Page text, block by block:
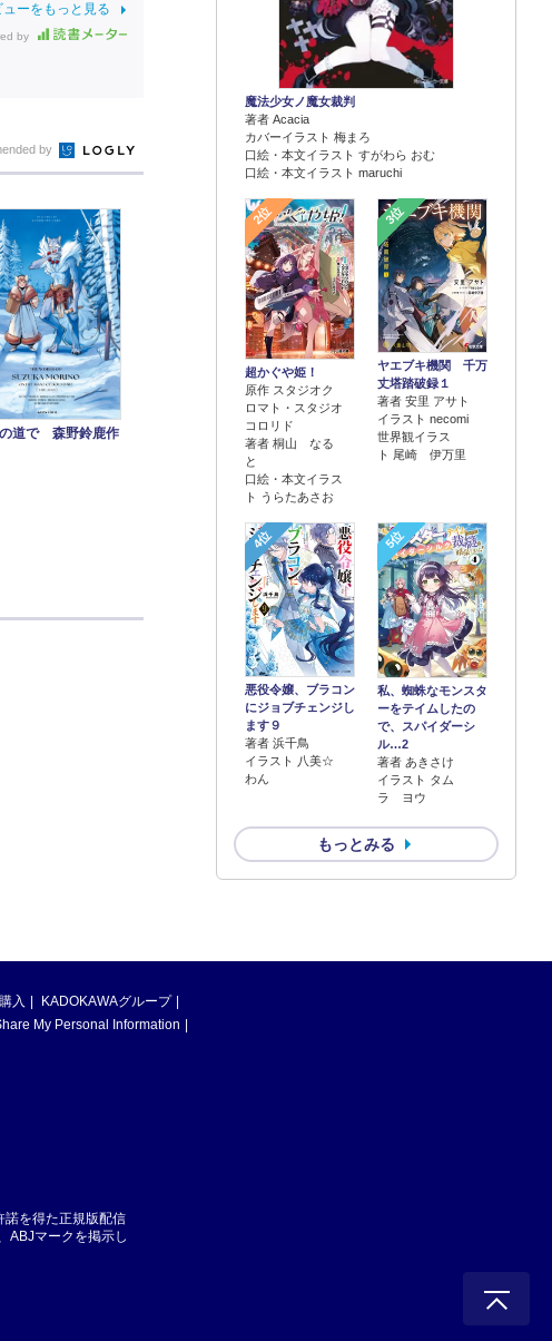
ューをもっと見る
by
魔法少女ノ魔女裁判
著者 Acacia
カバーイラスト 梅まろ
口絵・本文イラスト すがわら おむ
口絵・本文イラスト maruchi
2位
超かぐや姫！
原作 スタジオク
ロマト・スタジオ
コロリド
著者 桐山 なる
と
口絵・本文イラス
ト うらたあさお
3位
ヤエブキ機関 千万
丈塔踏破録１
著者 安里 アサト
イラスト necomi
世界観イラス
ト 尾崎 伊万里
4位
悪役令嬢、ブラコン
にジョブチェンジし
ます９
著者 浜千鳥
イラスト 八美☆
わん
5位
私、蜘蛛なモンスタ
ーをテイムしたの
で、スパイダーシ
ル…2
著者 あきさけ
イラスト タム
ラ ヨウ
もっとみる
by
道で 森野鈴鹿作
入
KADOKAWAグループ
My Personal Information
諾を得た正規版配信
ABJマークを掲示し